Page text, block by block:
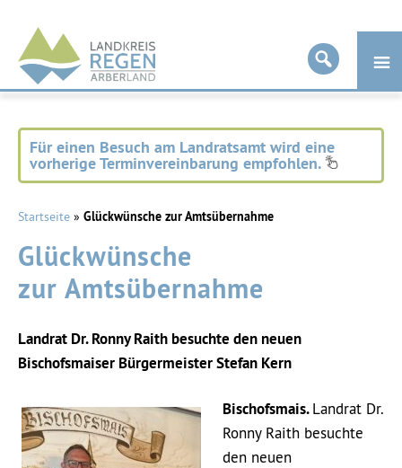
Landkreis
Regen
Für einen Besuch am Landratsamt wird eine
vorherige Terminvereinbarung empfohlen.
Startseite » Glückwünsche zur Amtsübernahme
Glückwünsche
zur Amtsübernahme
Landrat Dr. Ronny Raith besuchte den neuen
Bischofsmaiser Bürgermeister Stefan Kern
Bischofsmais.Landrat Dr.
Ronny Raith besuchte
den neuen